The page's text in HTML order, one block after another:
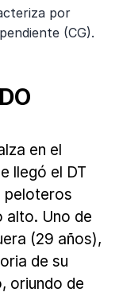
por
(CG).
en el
llegó el DT
peloteros
alto. Uno de
(29 años),
de su
oriundo de